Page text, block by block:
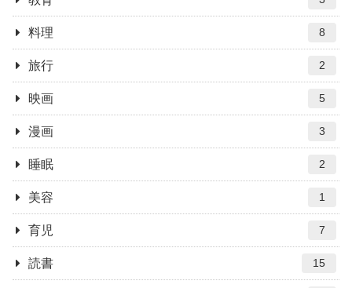
料理 8
旅行 2
映画 5
漫画 3
睡眠 2
美容 1
育児 7
読書 15